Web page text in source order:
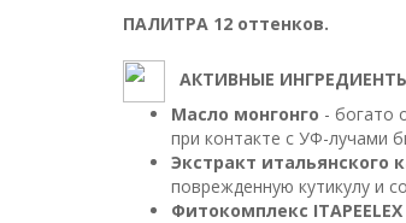
ПАЛИТРА 12 оттенков.
АКТИВНЫЕ
Масло монгонго - богато
при контакте с УФ-лучами
Экстракт итальянского
поврежденную кутикулу и
Фитокомплекс ITAPEELEX